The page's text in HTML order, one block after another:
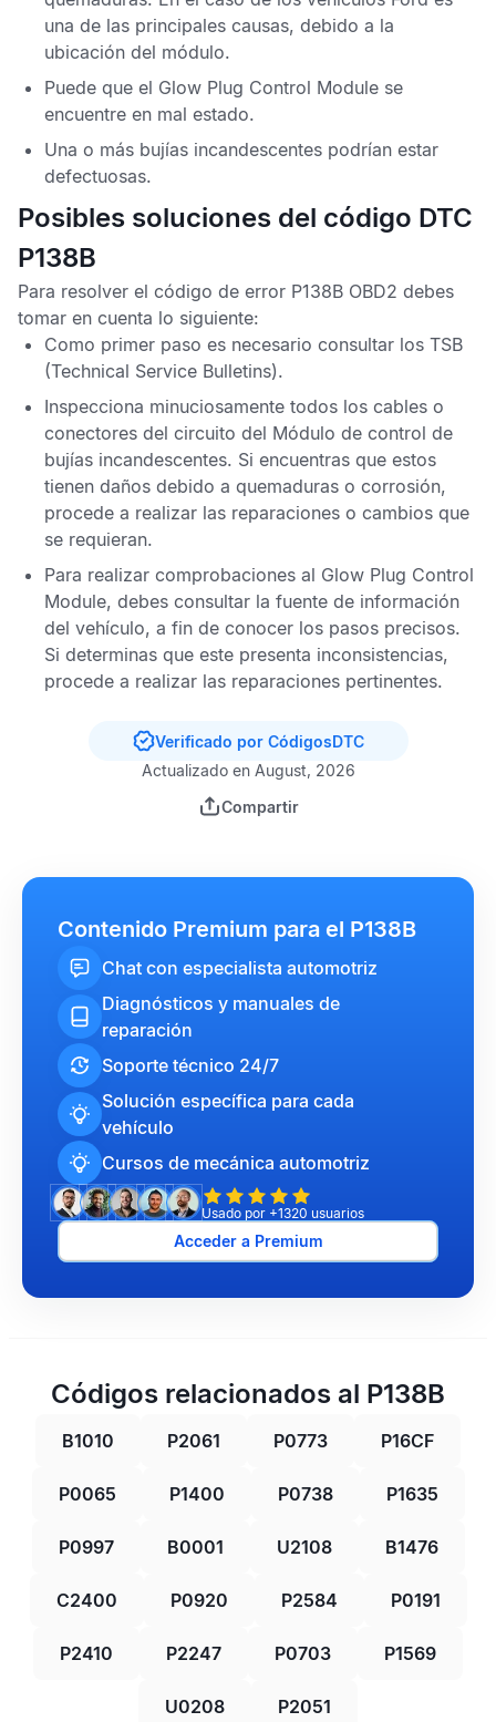
una de las principales causas, debido a la
ubicación del módulo.
Puede que el Glow Plug Control Module se
encuentre en mal estado.
Una o más bujías incandescentes podrían estar
defectuosas.
Posibles soluciones del código DTC
P138B
Para resolver el código de error P138B OBD2 debes
tomar en cuenta lo siguiente:
Como primer paso es necesario consultar los TSB
(Technical Service Bulletins).
Inspecciona minuciosamente todos los cables o
conectores del circuito del Módulo de control de
bujías incandescentes. Si encuentras que estos
tienen daños debido a quemaduras o corrosión,
procede a realizar las reparaciones o cambios que
se requieran.
Para realizar comprobaciones al Glow Plug Control
Module, debes consultar la fuente de información
del vehículo, a fin de conocer los pasos precisos.
Si determinas que este presenta inconsistencias,
procede a realizar las reparaciones pertinentes.
Verificado por CódigosDTC
Actualizado en August, 2026
Compartir
Contenido Premium para el P138B
Chat con especialista automotriz
Diagnósticos y manuales de
reparación
Soporte técnico 24/7
Solución específica para cada
vehículo
Cursos de mecánica automotriz
Usado por +1320 usuarios
Acceder a Premium
Códigos relacionados al P138B
B1010 P2061 P0773 P16CF
P0065 P1400 P0738 P1635
P0997 B0001 U2108 B1476
C2400 P0920 P2584 P0191
P2410 P2247 P0703 P1569
U0208 P2051